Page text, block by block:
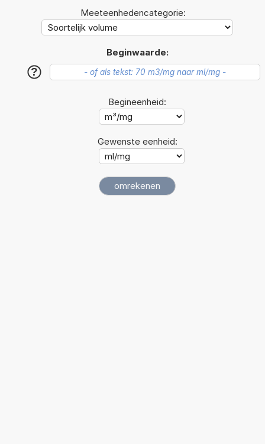
Meeteenhedencategorie:
Beginwaarde:
?
Begineenheid:
Gewenste eenheid: